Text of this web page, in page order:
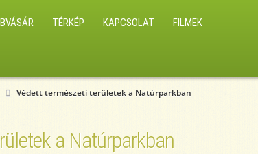
TÉRKÉP KAPCSOLAT FILMEK
Védett természeti területek a Natúrparkban
a Natúrparkban